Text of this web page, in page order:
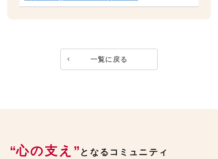
一覧に戻る
“心の支え ” となるコミュニティ